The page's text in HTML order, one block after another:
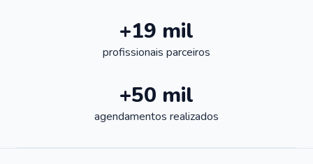
+19 mil
profissionais parceiros
+50 mil
agendamentos realizados